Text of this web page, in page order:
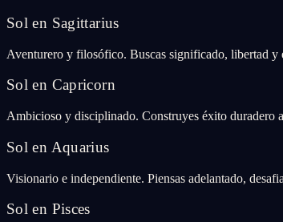
Sol en Sagittarius
Aventurero y filosófico. Buscas significado, libertad y
Sol en Capricorn
Ambicioso y disciplinado. Construyes éxito duradero
Sol en Aquarius
Visionario e independiente. Piensas adelantado,
Sol en Pisces